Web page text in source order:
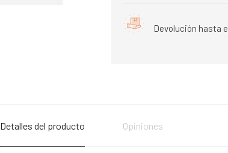
Devolución hasta
Detalles del producto Opiniones